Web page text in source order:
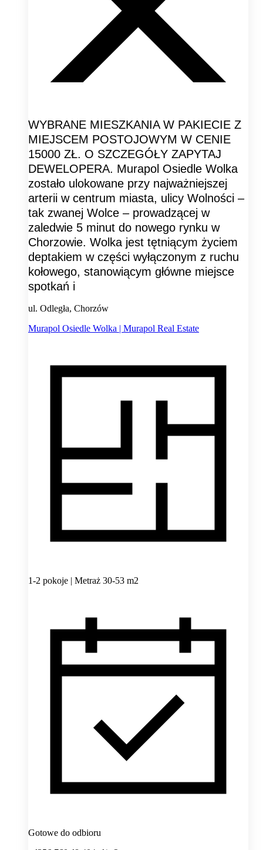
WYBRANE MIESZKANIA W PAKIECIE Z
MIEJSCEM POSTOJOWYM W CENIE
15000 ZŁ. O SZCZEGÓŁY ZAPYTAJ
DEWELOPERA. Murapol Osiedle Wolka
zostało ulokowane przy najważniejszej
arterii w centrum miasta, ulicy Wolności –
tak zwanej Wolce – prowadzącej w
zaledwie 5 minut do nowego rynku w
Chorzowie. Wolka jest tętniącym życiem
deptakiem w części wyłączonym z ruchu
kołowego, stanowiącym główne miejsce
spotkań i
ul. Odległa, Chorzów
Murapol Osiedle Wolka | Murapol Real Estate
1-2 pokoje | Metraż 30-53 m2
Gotowe do odbioru